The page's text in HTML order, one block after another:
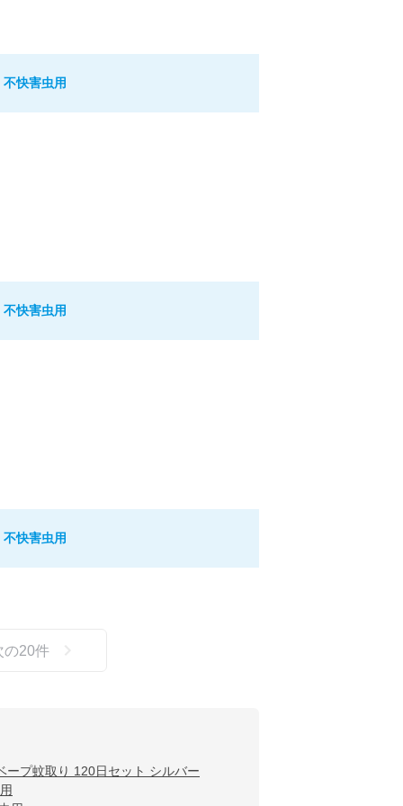
快害虫用
快害虫用
快害虫用
の20件
ープ蚊取り 120日セット シルバー